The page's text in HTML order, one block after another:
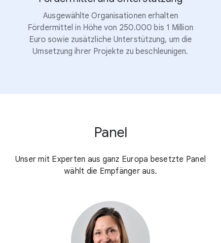
Ausgewählte Organisationen erhalten
Fördermittel in Höhe von 250.000 bis 1 Million
Euro sowie zusätzliche Unterstützung, um die
Umsetzung ihrer Projekte zu beschleunigen.
Panel
Unser mit Experten aus ganz Europa besetzte Panel
wählt die Empfänger aus.